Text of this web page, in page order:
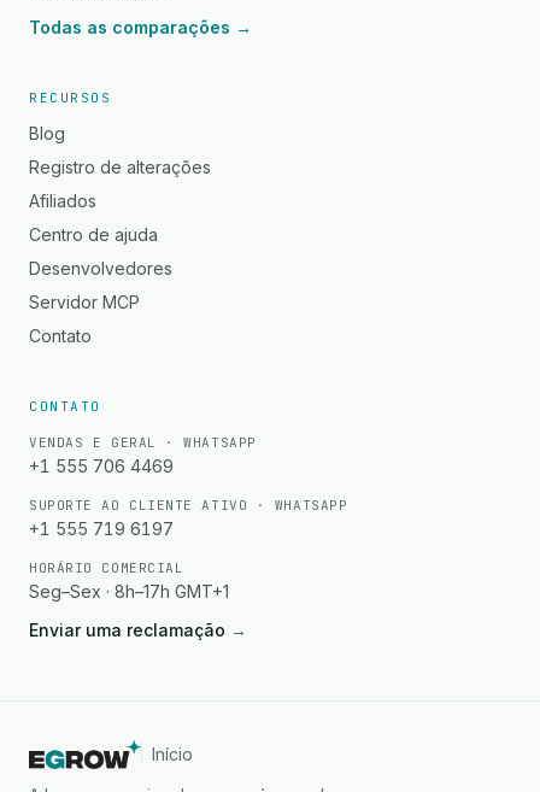
Todas as comparações →
RECURSOS
Blog
Registro de alterações
Afiliados
Centro de ajuda
Desenvolvedores
Servidor MCP
Contato
CONTATO
VENDAS E GERAL · WHATSAPP
+1 555 706 4469
SUPORTE AO CLIENTE ATIVO · WHATSAPP
+1 555 719 6197
HORÁRIO COMERCIAL
Seg–Sex · 8h–17h GMT+1
Enviar uma reclamação →
Início